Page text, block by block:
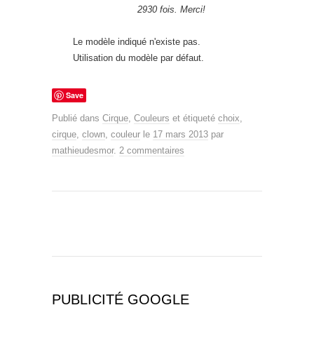
2930 fois. Merci!
Le modèle indiqué n'existe pas.
Utilisation du modèle par défaut.
Save
Publié dans Cirque Couleurs et étiqueté choix
cirque clown couleur le 17 mars 2013 par
mathieudesmor. 2 commentaires
PUBLICITÉ GOOGLE